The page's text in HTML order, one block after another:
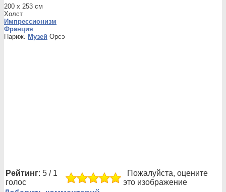
200 x 253 см
Холст
Импрессионизм
Франция
Париж. Музей Орсэ
Рейтинг: 5 / 1
голос
Пожалуйста, оцените
это изображение